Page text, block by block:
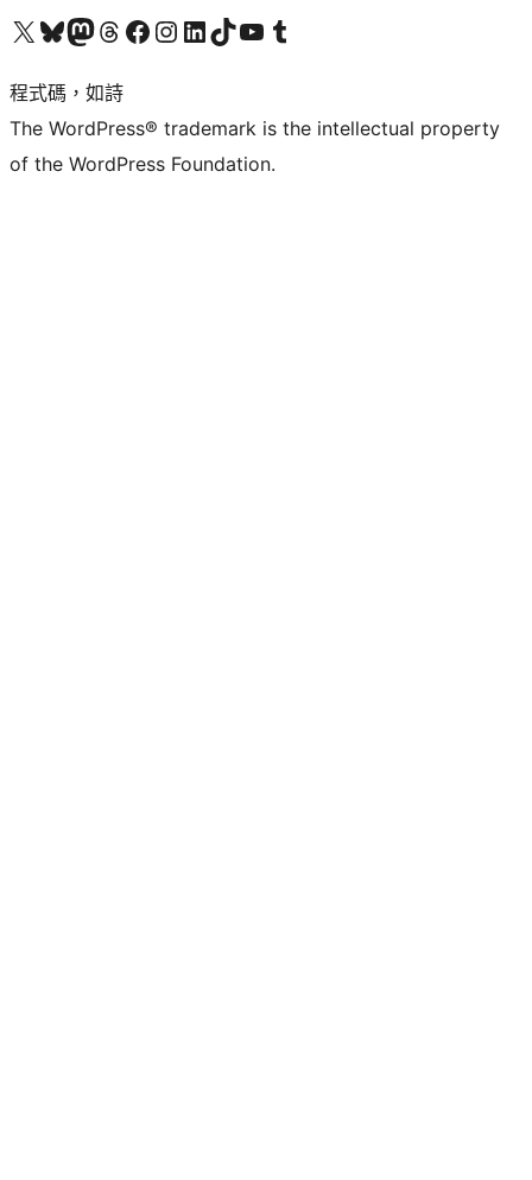
查看我們的 X (之前的 Twitter) 帳號造訪我們的 Bluesky 帳號造訪我們的 Mastodon 帳號造訪我們的 Threads 帳號 造訪我們的 Facebook 粉絲專頁Visit our Instagram account
Visit our LinkedIn account
造訪我們的 TikTok 帳號Visit our YouTube channel
造訪我們的 Tumblr 帳號
程式碼，如詩
The WordPress® trademark is the intellectual property
of the WordPress Foundation.